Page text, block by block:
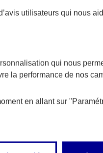
L'application AXA
utilisateurs qui nous
qui nous
la performance de nos
en allant sur